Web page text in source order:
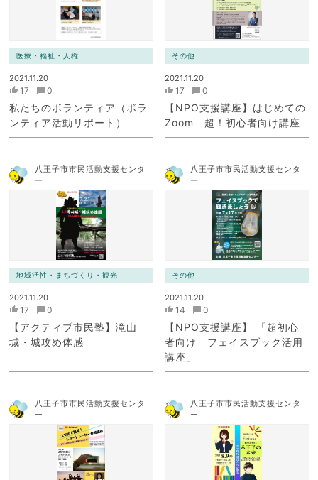
医療・福祉・人権
2021.11.20
17 0
私たちのボランティア（ボラ
ンティア活動リポート）
その他
2021.11.20
17 0
【NPO支援講座】はじめての
Zoom 超！初心者向け講座
八王子市市民活動支援センタ
ー
地域活性・まちづくり・観光
2021.11.20
17 0
【アクティブ市民塾】滝山
城・城攻め体感
八王子市市民活動支援センタ
ー
その他
2021.11.20
14 0
【NPO支援講座】 「超初心
者向け フェイスブック活用
講座」
八王子市市民活動支援センタ
ー
八王子市市民活動支援センタ
ー